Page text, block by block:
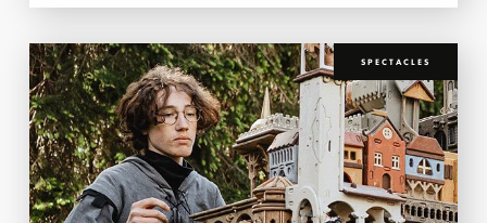
SPECTACLES